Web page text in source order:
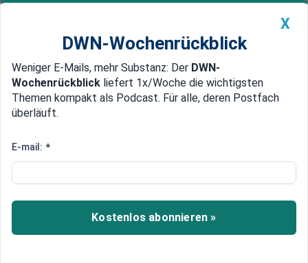
Newsticker MEIN DWN: Geldanlage Premium
Edelmetalle DWN-Magazin China
Digitalwährung: EU-
digitalen Euro
Der „Digitale Euro“ soll ab 2029 Realität werden:
Die Pläne für eine Digitalwährung in der Euro-
X
DWN-Wochenrückblick
Weniger E-Mails, mehr Substanz: Der DWN-
Wochenrückblick liefert 1x/Woche die wichtigsten
Themen kompakt als Podcast. Für alle, deren Postfach
überläuft.
E-mail: *
Kostenlos abonnieren »